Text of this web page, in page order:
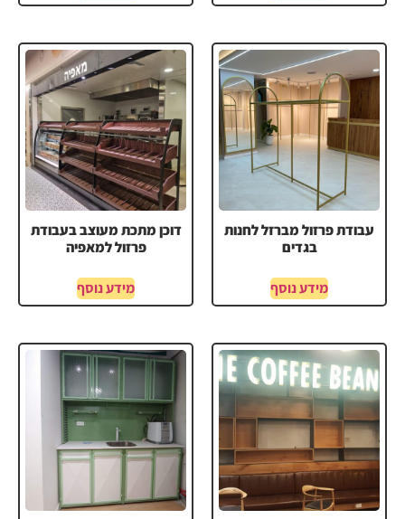
עבודת פרזול מברזל לחנות
בגדים
מידע נוסף
דוכן מתכת מעוצב בעבודת
פרזול למאפיה
מידע נוסף